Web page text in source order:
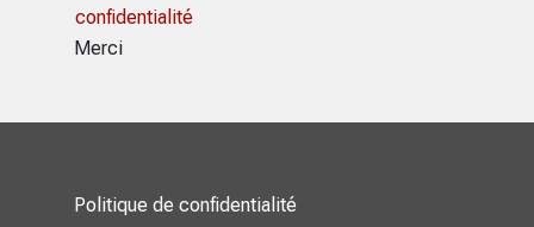
confidentialité
Merci
Politique de confidentialité